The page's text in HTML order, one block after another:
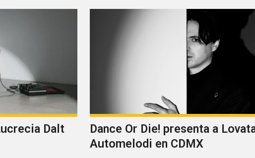
Dalt
Dance Or Die! presenta a
Automelodi en CDMX